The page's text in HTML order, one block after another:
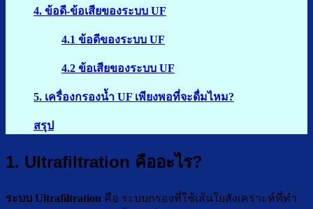
4. ข้อดี-ข้อเสียของระบบ UF
4.1 ข้อดีของระบบ UF
4.2 ข้อเสียของระบบ UF
5. เครื่องกรองน้ำ UF เพียงพอที่จะดื่มไหม?
สรุป
1. Ultrafiltration คืออะไร?
ระบบ Ultrafiltration คือ ระบบกรองที่ใช้เส้นใยสังเคราะห์ที่ทำ